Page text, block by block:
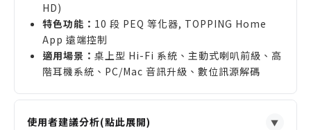
HD)
特色功能： 10 段 PEQ 等化器, TOPPING Home
App 遠端控制
適用場景： 桌上型 Hi-Fi 系統、主動式喇叭前級、高
階耳機系統、PC/Mac 音訊升級、數位訊源解碼
使用者建議分析(點此展開) ▼